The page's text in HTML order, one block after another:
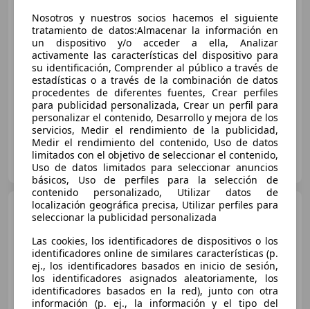
€ 33.500 1
Precio
justo
09/2021 121.600 km Diésel
147 kW (200 CV)
Suspensión deportiva, 4WD
AUDI ALZAGA MOTOR
ES-48004 BILBAO
Audi Q3Sportback 35 TDI
Advanced
€ 26.300
Sin comparación
Nosotros y nuestros socios hacemos el siguiente
tratamiento de datos:Almacenar la información en
un dispositivo y/o acceder a ella, Analizar
activamente las características del dispositivo para
su identificación, Comprender al público a través de
estadísticas o a través de la combinación de datos
procedentes de diferentes fuentes, Crear perfiles
para publicidad personalizada, Crear un perfil para
personalizar el contenido, Desarrollo y mejora de los
servicios, Medir el rendimiento de la publicidad,
Medir el rendimiento del contenido, Uso de datos
limitados con el objetivo de seleccionar el contenido,
Uso de datos limitados para seleccionar anuncios
básicos, Uso de perfiles para la selección de
contenido personalizado, Utilizar datos de
localización geográfica precisa, Utilizar perfiles para
seleccionar la publicidad personalizada
Las cookies, los identificadores de dispositivos o los
identificadores online de similares características (p.
ej., los identificadores basados en inicio de sesión,
los identificadores asignados aleatoriamente, los
identificadores basados en la red), junto con otra
información (p. ej., la información y el tipo del